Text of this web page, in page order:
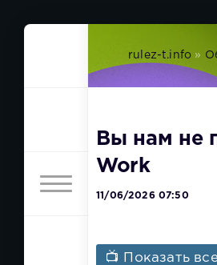
rulez-t.info »
Вы нам не
Work
11/06/2026 07:50
📺 Показать